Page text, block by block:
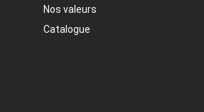
Nos valeurs
Catalogue